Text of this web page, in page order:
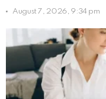
August 7, 2026, 9:34 pm